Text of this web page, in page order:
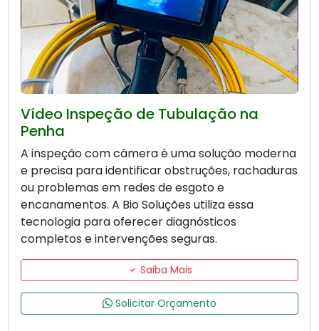
Vídeo Inspeção de Tubulação na
Penha
A inspeção com câmera é uma solução moderna
e precisa para identificar obstruções, rachaduras
ou problemas em redes de esgoto e
encanamentos. A Bio Soluções utiliza essa
tecnologia para oferecer diagnósticos
completos e intervenções seguras.
Saiba Mais
Solicitar Orçamento